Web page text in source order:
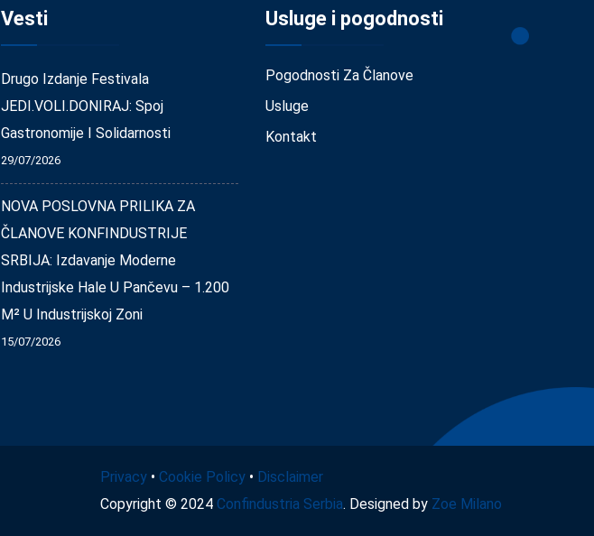
Vesti
Drugo Izdanje Festivala
JEDI.VOLI.DONIRAJ: Spoj
Gastronomije I Solidarnosti
29/07/2026
NOVA POSLOVNA PRILIKA ZA
ČLANOVE KONFINDUSTRIJE
SRBIJA: Izdavanje Moderne
Industrijske Hale U Pančevu – 1.200
M² U Industrijskoj Zoni
15/07/2026
Usluge i pogodnosti
Pogodnosti Za Članove
Usluge
Kontakt
Privacy • Cookie Policy • Disclaimer
Copyright © 2024 Confindustria Serbia. Designed by Zoe Milano